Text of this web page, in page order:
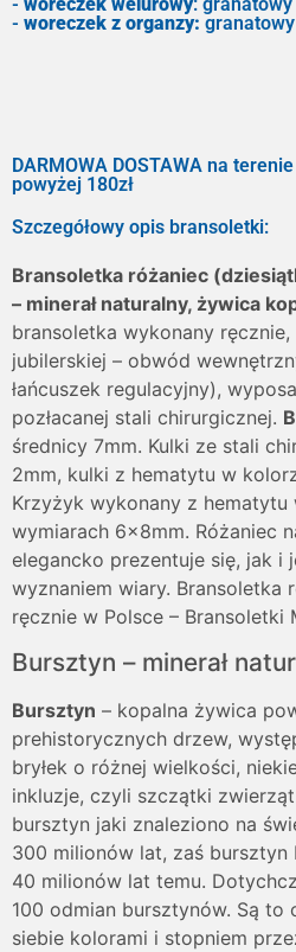
- woreczek z organzy:
DARMOWA DOSTAWA na
powyżej 180zł
Szczegółowy opis bransoletki:
Bransoletka różaniec
– minerał naturalny, żywica
bransoletka wykonany
jubilerskiej – obwód
łańcuszek regulacyjny),
pozłacanej stali chirurgicznej.
średnicy 7mm. Kulki ze stali
2mm, kulki z hematytu w
Krzyżyk wykonany z hematytu
wymiarach 6x8mm. Różaniec
elegancko prezentuje się, jak i
wyznaniem wiary. Bransoletka
ręcznie w Polsce – Bransoletki
Bursztyn – minerał
Bursztyn – kopalna żywica
prehistorycznych drzew,
bryłek o różnej wielkości,
inkluzje, czyli szczątki
bursztyn jaki znaleziono na
300 milionów lat, zaś bursztyn
40 milionów lat temu.
100 odmian bursztynów. Są to
siebie kolorami i stopniem